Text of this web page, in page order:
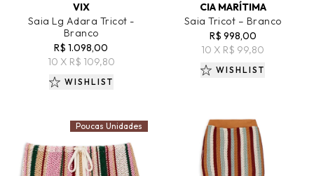
VIX
Saia Lg Adara Tricot -
Branco
R$ 1.098,00
10 X R$ 109,80
WISHLIST
CIA MARÍTIMA
Saia Tricot – Branco
R$ 998,00
10 X R$ 99,80
WISHLIST
Poucas Unidades